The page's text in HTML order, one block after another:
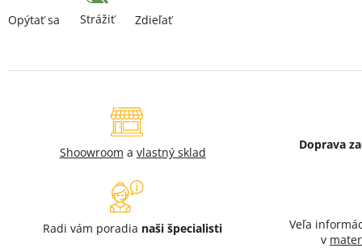
Opýtať sa Strážiť Zdieľať
Shoowroom a vlastný sklad
Doprava
Radi vám poradia naši špecialisti
Veľa
v